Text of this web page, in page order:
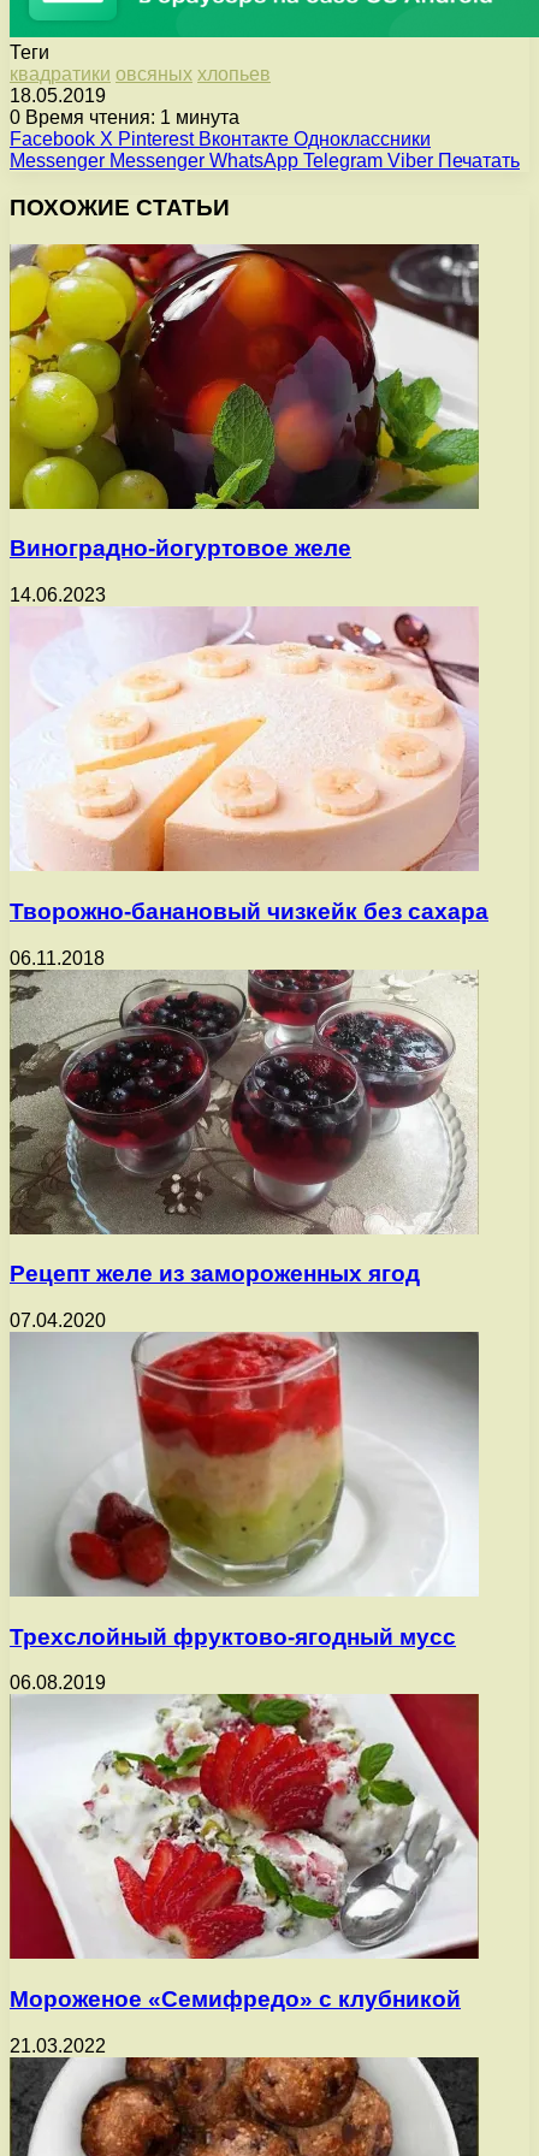
Теги
квадратики овсяных хлопьев
18.05.2019
0 Время чтения: 1 минута
Facebook X Pinterest Вконтакте Одноклассники
Messenger Messenger WhatsApp Telegram Viber Печатать
ПОХОЖИЕ СТАТЬИ
Виноградно-йогуртовое желе
14.06.2023
Творожно-банановый чизкейк без сахара
06.11.2018
Рецепт желе из замороженных ягод
07.04.2020
Трехслойный фруктово-ягодный мусс
06.08.2019
Мороженое «Семифредо» с клубникой
21.03.2022